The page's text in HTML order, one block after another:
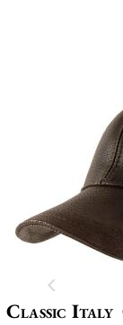
Classic Italy